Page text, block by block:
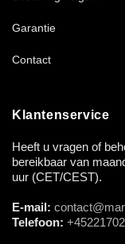
Garantie
Contact
Klantenservice
Heeft u vragen of
bereikbaar van
uur (CET/CEST).
E-mail:
Telefoon: